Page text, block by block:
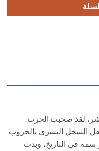
لقد صحبت الحرب
السجل البشري بالحروب
في التاريخ، وبدت